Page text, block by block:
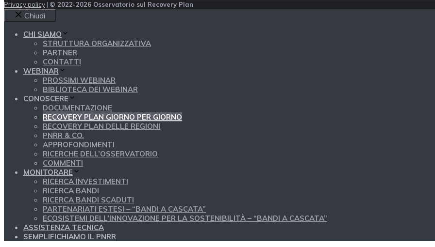
Privacy policy | © 2022-2026 Osservatorio sul Recovery Plan
Chiudi
CHI SIAMO
STRUTTURA ORGANIZZATIVA
PARTNER
CONTATTI
WEBINAR
PROSSIMI WEBINAR
BIBLIOTECA DEI WEBINAR
CONOSCERE
DOCUMENTAZIONE
RECOVERY PLAN GIORNO PER GIORNO
RECOVERY PLAN DELLE REGIONI
PNRR & CO.
APPROFONDIMENTI
RICERCHE DELL’OSSERVATORIO
COMMENTI
MONITORARE
RICERCA INVESTIMENTI
RICERCA BANDI
RICERCA BANDI SCADUTI
PARTENARIATI ESTESI – “BANDI A CASCATA”
ECOSISTEMI DELL’INNOVAZIONE PER LA SOSTENIBILITÀ – “BANDI A CASCATA”
ASSISTENZA TECNICA
SEMPLIFICHIAMO IL PNRR